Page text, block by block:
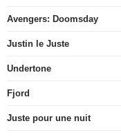
Avengers: Doomsday
Justin le Juste
Undertone
Fjord
Juste pour une nuit